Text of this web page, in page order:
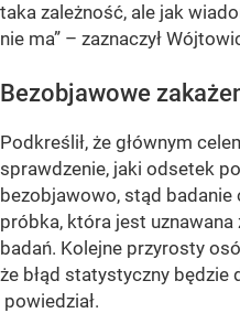
taka zależność, ale jak
nie ma” – zaznaczył
Bezobjawowe
Podkreślił, że głównym
sprawdzenie, jaki odsetek
bezobjawowo, stąd badanie
próbka, która jest
badań. Kolejne przyrosty
że błąd statystyczny będzie
powiedział.